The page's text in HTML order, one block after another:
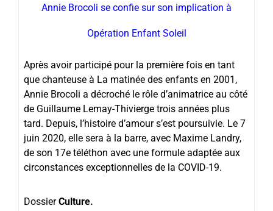
Annie Brocoli se confie sur son implication à
Opération Enfant Soleil
Après avoir participé pour la première fois en tant
que chanteuse à La matinée des enfants en 2001,
Annie Brocoli a décroché le rôle d’animatrice au côté
de Guillaume Lemay-Thivierge trois années plus
tard. Depuis, l’histoire d’amour s’est poursuivie. Le 7
juin 2020, elle sera à la barre, avec Maxime Landry,
de son 17e téléthon avec une formule adaptée aux
circonstances exceptionnelles de la COVID-19.
DossierCulture.